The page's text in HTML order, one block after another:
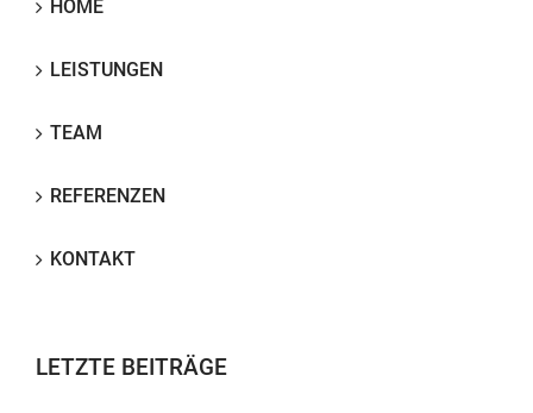
HOME
LEISTUNGEN
TEAM
REFERENZEN
KONTAKT
LETZTE BEITRÄGE